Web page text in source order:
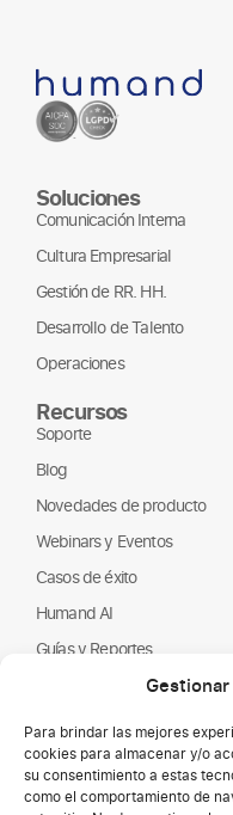
Para brindar las mejores
cookies para almacenar y/o
su consentimiento a estas
como el comportamiento de
Soluciones
Comunicación Interna
Cultura Empresarial
Gestión de RR. HH.
Desarrollo de Talento
Operaciones
Recursos
Soporte
Blog
Novedades de producto
Webinars y Eventos
Casos de éxito
Humand AI
Guías y Reportes
Página de empleo
Partners